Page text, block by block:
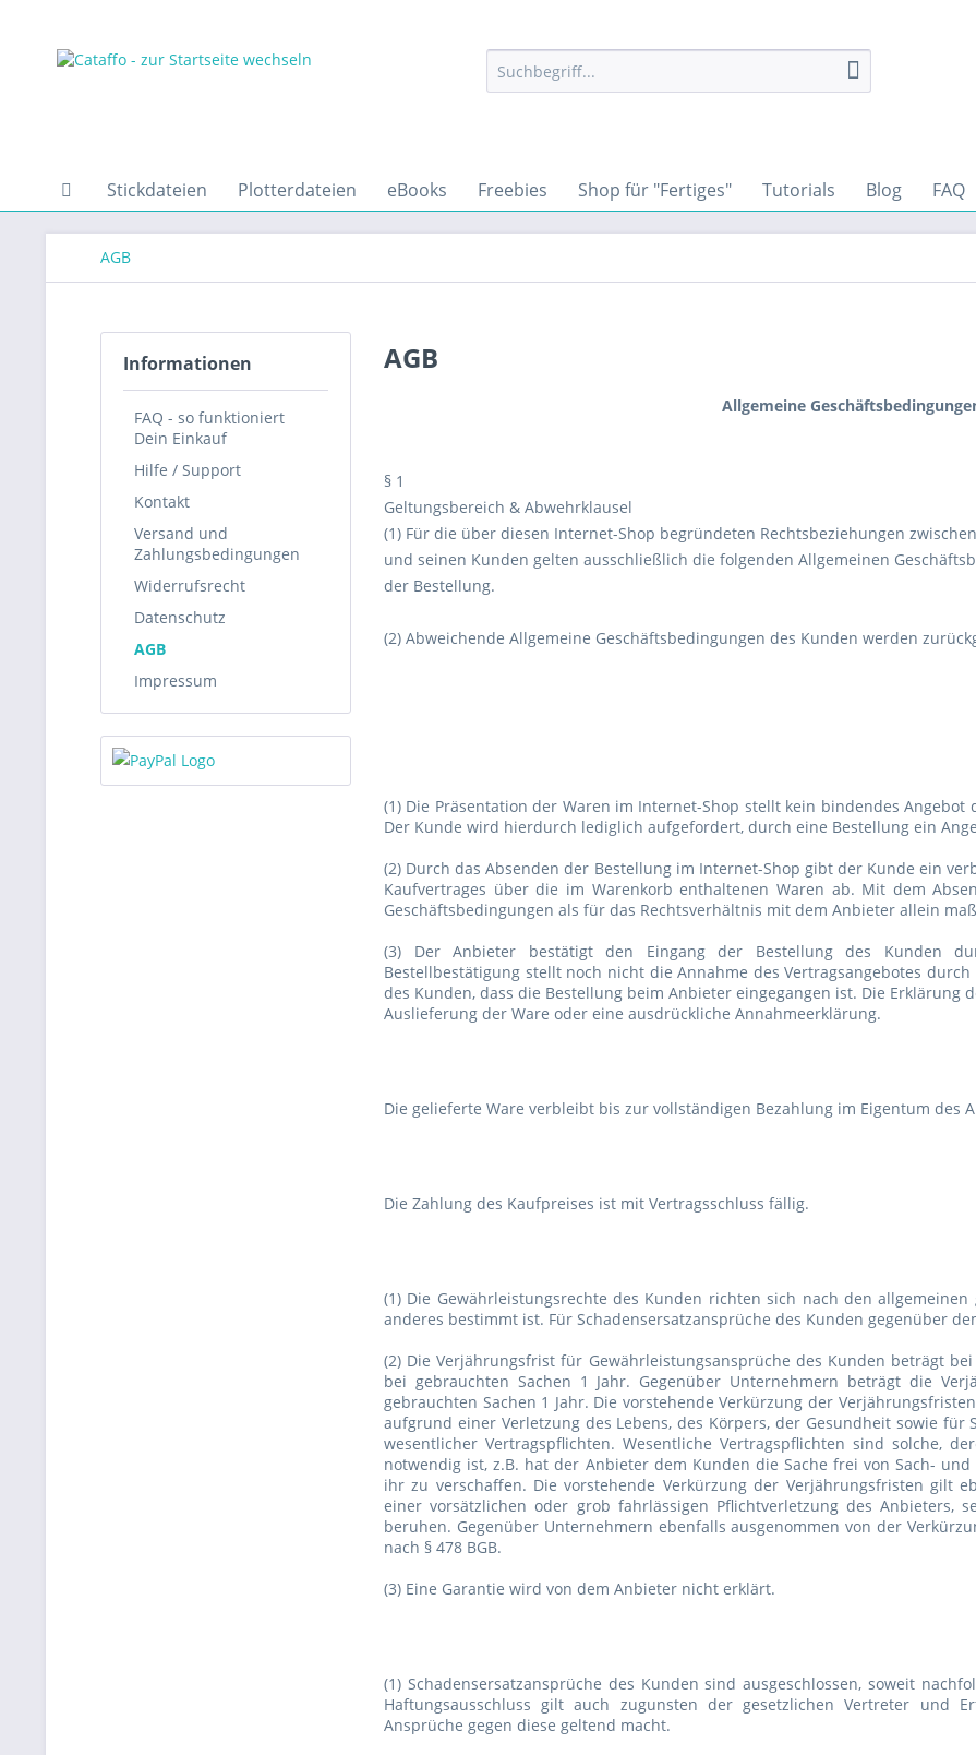
Stickdateien Plotterdateien eBooks Freebies Shop für "Fertiges" Tutorials Blog FAQ
AGB
Informationen
FAQ - so funktioniert
Dein Einkauf
Hilfe / Support
Kontakt
Versand und
Zahlungsbedingungen
Widerrufsrecht
Datenschutz
AGB
Impressum
AGB
Allgemeine
§ 1
Geltungsbereich & Abwehrklausel
(1) Für die über diesen Internet-Shop begründeten Rechtsbeziehungen
und seinen Kunden gelten ausschließlich die folgenden Allgemeinen
der Bestellung.
(2) Abweichende Allgemeine Geschäftsbedingungen des Kunden werden
(1) Die Präsentation der Waren im Internet-Shop stellt kein bindendes
Der Kunde wird hierdurch lediglich aufgefordert, durch eine Bestellung ein
(2) Durch das Absenden der Bestellung im Internet-Shop gibt der Kunde ein
Kaufvertrages über die im Warenkorb enthaltenen Waren ab. Mit dem
Geschäftsbedingungen als für das Rechtsverhältnis mit dem Anbieter allein
(3) Der Anbieter bestätigt den Eingang der Bestellung des Kunden
Bestellbestätigung stellt noch nicht die Annahme des Vertragsangebotes
des Kunden, dass die Bestellung beim Anbieter eingegangen ist. Die Erklärung
Auslieferung der Ware oder eine ausdrückliche Annahmeerklärung.
Die gelieferte Ware verbleibt bis zur vollständigen Bezahlung im Eigentum des
Die Zahlung des Kaufpreises ist mit Vertragsschluss fällig.
(1) Die Gewährleistungsrechte des Kunden richten sich nach den
anderes bestimmt ist. Für Schadensersatzansprüche des Kunden gegenüber
(2) Die Verjährungsfrist für Gewährleistungsansprüche des Kunden beträgt
bei gebrauchten Sachen 1 Jahr. Gegenüber Unternehmern beträgt die
gebrauchten Sachen 1 Jahr. Die vorstehende Verkürzung der
aufgrund einer Verletzung des Lebens, des Körpers, der Gesundheit sowie
wesentlicher Vertragspflichten. Wesentliche Vertragspflichten sind solche,
notwendig ist, z.B. hat der Anbieter dem Kunden die Sache frei von Sach-
ihr zu verschaffen. Die vorstehende Verkürzung der Verjährungsfristen gilt
einer vorsätzlichen oder grob fahrlässigen Pflichtverletzung des Anbieters,
beruhen. Gegenüber Unternehmern ebenfalls ausgenommen von der
nach § 478 BGB.
(3) Eine Garantie wird von dem Anbieter nicht erklärt.
(1) Schadensersatzansprüche des Kunden sind ausgeschlossen, soweit
Haftungsausschluss gilt auch zugunsten der gesetzlichen Vertreter und
Ansprüche gegen diese geltend macht.